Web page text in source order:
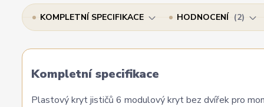
KOMPLETNÍ SPECIFIKACE HODNOCENÍ 2
Kompletní specifikace
Plastový kryt jističů 6 modulový kryt bez dvířek pro